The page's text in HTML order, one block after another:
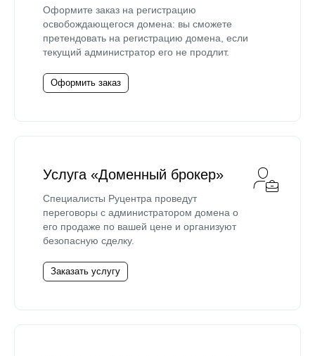
Оформите заказ на регистрацию
освобождающегося домена: вы сможете
претендовать на регистрацию домена, если
текущий администратор его не продлит.
Оформить заказ
Услуга «Доменный брокер»
Специалисты Руцентра проведут
переговоры с администратором домена о
его продаже по вашей цене и организуют
безопасную сделку.
Заказать услугу